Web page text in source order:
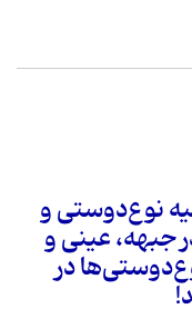
نوع‌دوستی و
جبهه، عینی و
در